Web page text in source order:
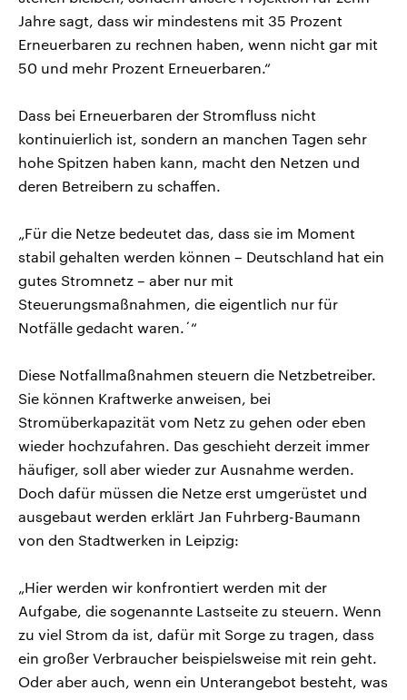
Jahre sagt, dass wir mindestens mit 35 Prozent
Erneuerbaren zu rechnen haben, wenn nicht gar mit
50 und mehr Prozent Erneuerbaren.“
Dass bei Erneuerbaren der Stromfluss nicht
kontinuierlich ist, sondern an manchen Tagen sehr
hohe Spitzen haben kann, macht den Netzen und
deren Betreibern zu schaffen.
„Für die Netze bedeutet das, dass sie im Moment
stabil gehalten werden können – Deutschland hat ein
gutes Stromnetz – aber nur mit
Steuerungsmaßnahmen, die eigentlich nur für
Notfälle gedacht waren.´“
Diese Notfallmaßnahmen steuern die Netzbetreiber.
Sie können Kraftwerke anweisen, bei
Stromüberkapazität vom Netz zu gehen oder eben
wieder hochzufahren. Das geschieht derzeit immer
häufiger, soll aber wieder zur Ausnahme werden.
Doch dafür müssen die Netze erst umgerüstet und
ausgebaut werden erklärt Jan Fuhrberg-Baumann
von den Stadtwerken in Leipzig:
„Hier werden wir konfrontiert werden mit der
Aufgabe, die sogenannte Lastseite zu steuern. Wenn
zu viel Strom da ist, dafür mit Sorge zu tragen, dass
ein großer Verbraucher beispielsweise mit rein geht.
Oder aber auch, wenn ein Unterangebot besteht, was